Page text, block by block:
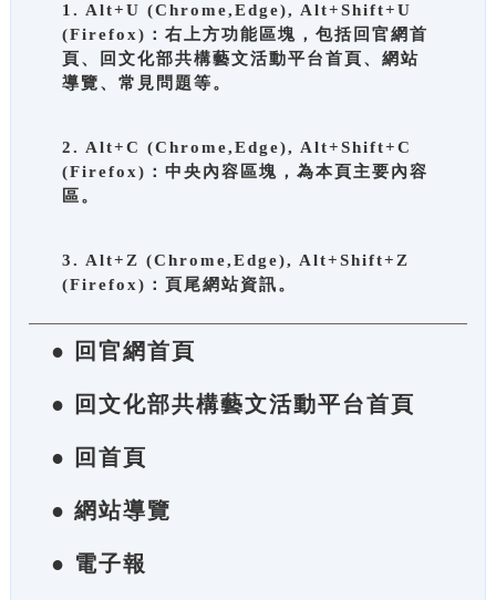
1. Alt+U (Chrome,Edge), Alt+Shift+U
(Firefox)：右上方功能區塊，包括回官網首
頁、回文化部共構藝文活動平台首頁、網站
導覽、常見問題等。
2. Alt+C (Chrome,Edge), Alt+Shift+C
(Firefox)：中央內容區塊，為本頁主要內容
區。
3. Alt+Z (Chrome,Edge), Alt+Shift+Z
(Firefox)：頁尾網站資訊。
● 回官網首頁
● 回文化部共構藝文活動平台首頁
● 回首頁
● 網站導覽
● 電子報